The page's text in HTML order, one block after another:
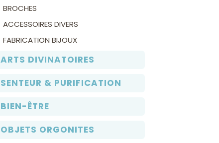
BROCHES
ACCESSOIRES DIVERS
FABRICATION BIJOUX
ARTS DIVINATOIRES
SENTEUR & PURIFICATION
BIEN-ÊTRE
OBJETS ORGONITES